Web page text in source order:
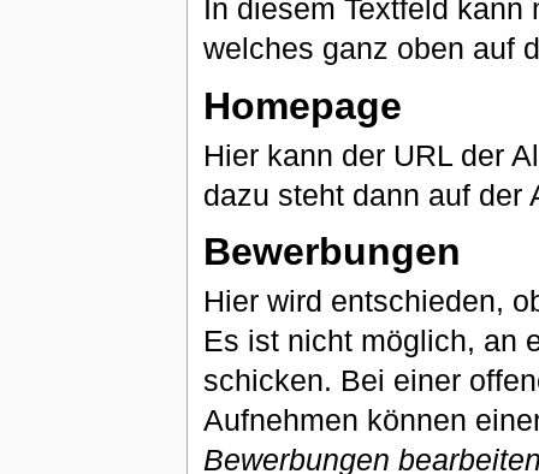
In diesem Textfeld
welches ganz oben auf
Homepage
Hier kann der URL der
dazu steht dann auf der
Bewerbungen
Hier wird entschieden,
Es ist nicht möglich, an
schicken. Bei einer
Aufnehmen können
Bewerbungen